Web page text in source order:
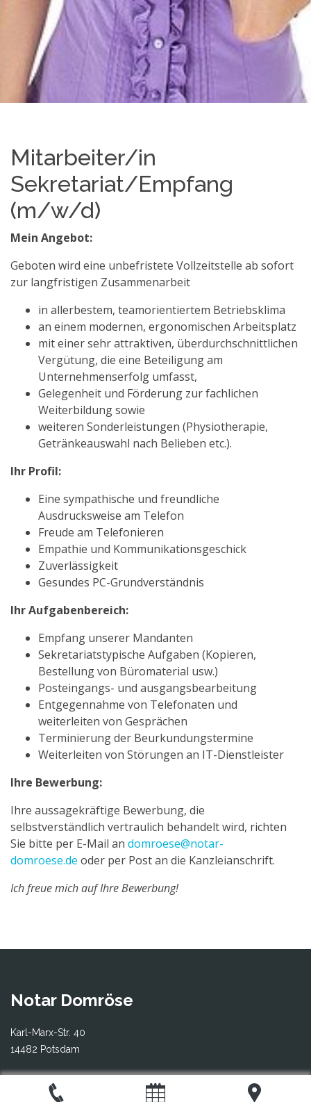
Mitarbeiter/in
Sekretariat/Empfang
(m/w/d)
Mein Angebot:
Geboten wird eine unbefristete Vollzeitstelle ab sofort
zur langfristigen Zusammenarbeit
in allerbestem, teamorientiertem Betriebsklima
an einem modernen, ergonomischen Arbeitsplatz
mit einer sehr attraktiven, überdurchschnittlichen
Vergütung, die eine Beteiligung am
Unternehmenserfolg umfasst,
Gelegenheit und Förderung zur fachlichen
Weiterbildung sowie
weiteren Sonderleistungen (Physiotherapie,
Getränkeauswahl nach Belieben etc.).
Ihr Profil:
Eine sympathische und freundliche
Ausdrucksweise am Telefon
Freude am Telefonieren
Empathie und Kommunikationsgeschick
Zuverlässigkeit
Gesundes PC-Grundverständnis
Ihr Aufgabenbereich:
Empfang unserer Mandanten
Sekretariatstypische Aufgaben (Kopieren,
Bestellung von Büromaterial usw.)
Posteingangs- und ausgangsbearbeitung
Entgegennahme von Telefonaten und
weiterleiten von Gesprächen
Terminierung der Beurkundungstermine
Weiterleiten von Störungen an IT-Dienstleister
Ihre Bewerbung:
Ihre aussagekräftige Bewerbung, die
selbstverständlich vertraulich behandelt wird, richten
Sie bitte per E-Mail an domroese@notar-
domroese.de oder per Post an die Kanzleianschrift.
Ich freue mich auf Ihre Bewerbung!
Notar Domröse
Karl-Marx-Str. 40
14482 Potsdam
Telefon:0331 70 44 86 0
0331 70 44 86 29